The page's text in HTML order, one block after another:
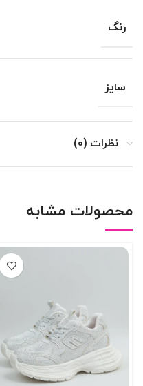
رنگ
سایز
نظرات (0)
محصولات مشابه